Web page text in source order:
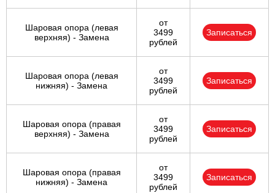
Шаровая опора (левая
верхняя) - Замена
от
3499
рублей
Записаться
Шаровая опора (левая
нижняя) - Замена
от
3499
рублей
Записаться
Шаровая опора (правая
верхняя) - Замена
от
3499
рублей
Записаться
Шаровая опора (правая
нижняя) - Замена
от
3499
рублей
Записаться